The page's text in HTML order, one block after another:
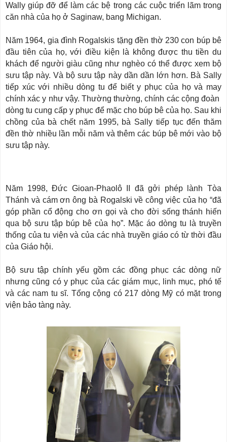
Wally giúp đỡ để làm các bệ trong các cuộc triển lãm trong
căn nhà của họ ở Saginaw, bang Michigan.
Năm 1964, gia đình Rogalskis tặng đền thờ 230 con búp bê
đầu tiên của họ, với điều kiện là không được thu tiền du
khách để người giàu cũng như nghèo có thể được xem bộ
sưu tập này. Và bộ sưu tập này dần dần lớn hơn. Bà Sally
tiếp xúc với nhiều dòng tu để biết y phục của họ và may
chính xác y như vậy. Thường thường, chính các cộng đoàn
dòng tu cung cấp y phục để mặc cho búp bê của họ. Sau khi
chồng của bà chết năm 1995, bà Sally tiếp tục đến thăm
đền thờ nhiều lần mỗi năm và thêm các búp bê mới vào bộ
sưu tập này.
Năm 1998, Đức Gioan-Phaolô II đã gởi phép lành Tòa
Thánh và cám ơn ông bà Rogalski về công việc của họ “đã
góp phần cổ động cho ơn gọi và cho đời sống thánh hiến
qua bộ sưu tập búp bê của họ”. Mặc áo dòng tu là truyền
thống của tu viện và của các nhà truyền giáo có từ thời đầu
của Giáo hội.
Bộ sưu tập chính yếu gồm các đồng phục các dòng nữ
nhưng cũng có y phục của các giám mục, linh mục, phó tế
và các nam tu sĩ. Tổng cộng có 217 dòng Mỹ có mặt trong
viện bảo tàng này.